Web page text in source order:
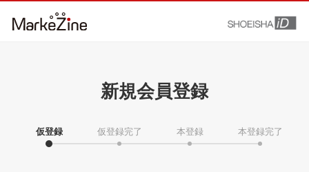
新規会員登録
仮登録 仮登録完了 本登録 本登録完了